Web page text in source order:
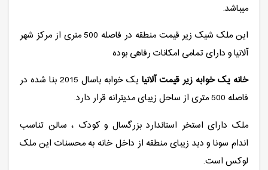
میباشد.
این ملک شیک زیر قیمت منطقه در فاصله 500 متری از مرکز شهر
آلانیا و دارای تمامی امکانات رفاهی بوده
خانه یک خوابه زیر قیمت آلانیا
یک خوابه باسال 2015 بنا شده در
فاصله 500 متری از ساحل زیبای مدیترانه قرار دارد.
ملک دارای استخر استاندارد بزرگسال و کودک ، سالن تناسب
اندام سونا و دید زیبای منطقه از داخل خانه به محسنات این ملک
لوکس است.